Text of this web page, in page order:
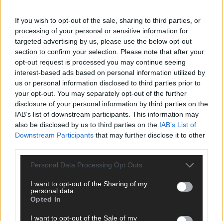
If you wish to opt-out of the sale, sharing to third parties, or
processing of your personal or sensitive information for
targeted advertising by us, please use the below opt-out
section to confirm your selection. Please note that after your
opt-out request is processed you may continue seeing
interest-based ads based on personal information utilized by
us or personal information disclosed to third parties prior to
your opt-out. You may separately opt-out of the further
disclosure of your personal information by third parties on the
IAB’s list of downstream participants. This information may
also be disclosed by us to third parties on the IAB’s List of
Downstream Participants that may further disclose it to other
Personal Data Processing Opt Outs
I want to opt-out of the Sharing of my
personal data.
Opted In
I want to opt-out of the Sale of my
SCHNELL ZUM RESSORT